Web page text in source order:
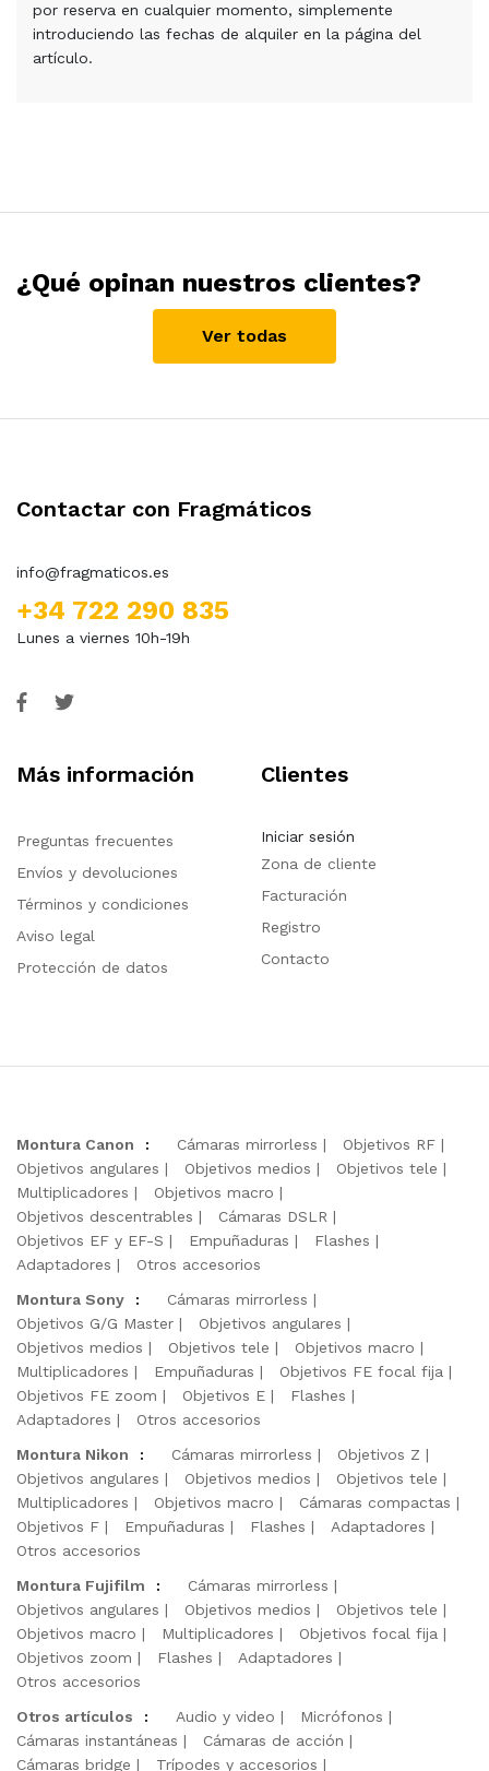
por reserva en cualquier momento, simplemente
introduciendo las fechas de alquiler en la página del
artículo.
¿Qué opinan nuestros clientes?
Ver todas
Contactar con Fragmáticos
info@fragmaticos.es
+34 722 290 835
Lunes a viernes 10h-19h
Más información
Preguntas frecuentes
Envíos y devoluciones
Términos y condiciones
Aviso legal
Protección de datos
Clientes
Iniciar sesión
Zona de cliente
Facturación
Registro
Contacto
Montura Canon : Cámaras mirrorless
Objetivos RF
Objetivos angulares
Objetivos medios
Objetivos tele
Multiplicadores
Objetivos macro
Objetivos descentrables
Cámaras DSLR
Objetivos EF y EF-S
Empuñaduras
Flashes
Adaptadores
Otros accesorios
Montura Sony
:
Cámaras mirrorless
Objetivos G/G Master
Objetivos angulares
Objetivos medios
Objetivos tele
Objetivos macro
Multiplicadores
Empuñaduras
Objetivos FE focal fija
Objetivos FE zoom
Objetivos E
Flashes
Adaptadores
Otros accesorios
Montura Nikon
: Cámaras mirrorless
Objetivos Z
Objetivos angulares
Objetivos medios
Objetivos tele
Multiplicadores
Objetivos macro
Cámaras compactas
Objetivos F
Empuñaduras Flashes
Adaptadores
Otros accesorios
Montura Fujifilm
:
Cámaras mirrorless
Objetivos angulares
Objetivos medios
Objetivos tele
Objetivos macro
Multiplicadores
Objetivos focal fija
Objetivos zoom
Flashes
Adaptadores
Otros accesorios
Otros artículos
: Audio y video
Micrófonos
Cámaras instantáneas
Cámaras de acción
Cámaras bridge
Trípodes y accesorios